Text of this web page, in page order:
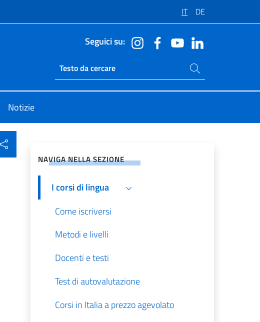
IT DE
Seguici su:
Ricerca sito live
Cerca nel sito
Notizie
NAVIGA NELLA SEZIONE
I corsi di lingua
Come iscriversi
Metodi e livelli
Docenti e testi
Test di autovalutazione
Corsi in Italia a prezzo agevolato